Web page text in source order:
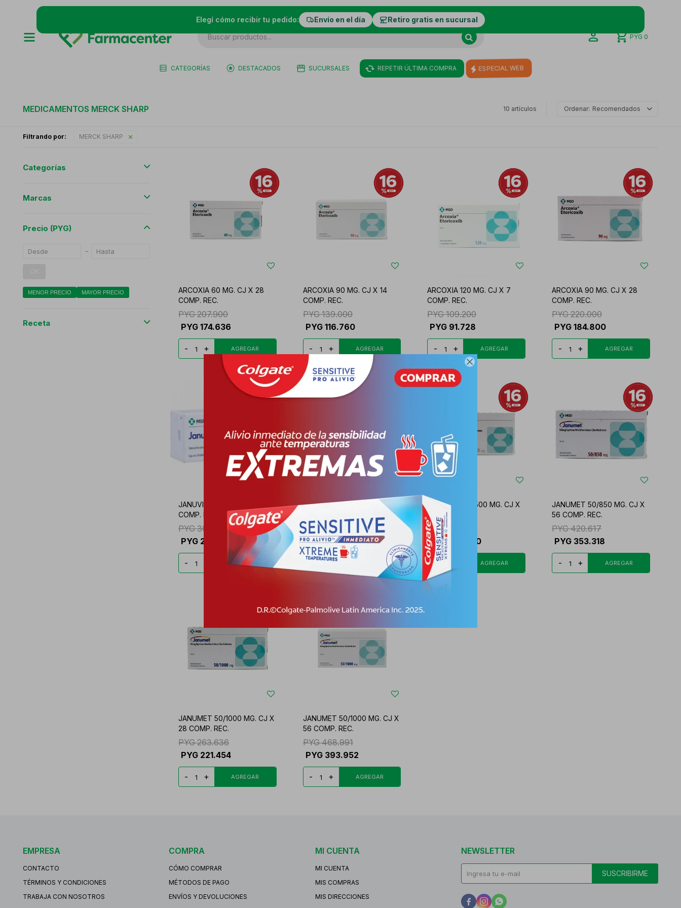

Elegí cómo recibir tu pedido: Envío en el día Retiro gratis en sucursal
CATEGORÍAS DESTACADOS SUCURSALES REPETIR ÚLTIMA COMPRA ESPECIAL WEB
PYG 0
MEDICAMENTOS MERCK SHARP 10 artículos Recomendados
Filtrando por: MERCK SHARP
ARCOXIA 60 MG. CJ X 28
COMP. REC.
PYG 207.900
PYG 174.636
- +
ARCOXIA 90 MG. CJ X 14
COMP. REC.
PYG 139.000
PYG 116.760
- +
ARCOXIA 120 MG. CJ X 7
COMP. REC.
PYG 109.200
PYG 91.728
- +
ARCOXIA 90 MG. CJ X 28
COMP. REC.
PYG 220.000
PYG 184.800
- +
JANUVIA 50 MG. CJ X 28
COMP. REC.
PYG 304.000
PYG 255.360
-
JANUVIA 100 MG. CJ X 28
PYG 306.000
PYG 257.040
- +
JANUMET 50/500 MG. CJ X
28 COMP. REC.
PYG 185.310
PYG
155.660
-
JANUMET 50/850 MG. CJ X
56 COMP. REC.
PYG 420.617
PYG 353.318
- +
JANUMET 50/1000 MG. CJ X
28 COMP. REC.
PYG 263.636
PYG 221.454
- +
JANUMET 50/1000 MG. CJ X
56 COMP. REC.
PYG 468.991
PYG 393.952
- +
Categorías
Marcas
Precio (PYG)
MENOR PRECIO MAYOR PRECIO
Receta
EMPRESA
CONTACTO
TÉRMINOS Y CONDICIONES
TRABAJA CON NOSOTROS
COMPRA
CÓMO COMPRAR
MÉTODOS DE PAGO
ENVÍOS Y DEVOLUCIONES
MI CUENTA
MI CUENTA
MIS COMPRAS
MIS DIRECCIONES
NEWSLETTER
SUSCRIBIRME
  